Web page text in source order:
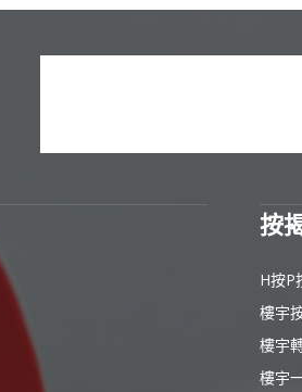
按
H按P
樓宇
樓宇
樓宇